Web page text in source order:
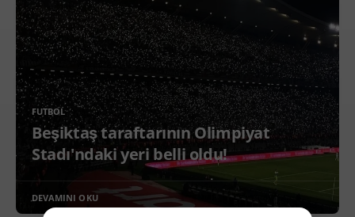
FUTBOL
Beşiktaş taraftarının Olimpiyat
Stadı'ndaki yeri belli oldu!
DEVAMINI OKU